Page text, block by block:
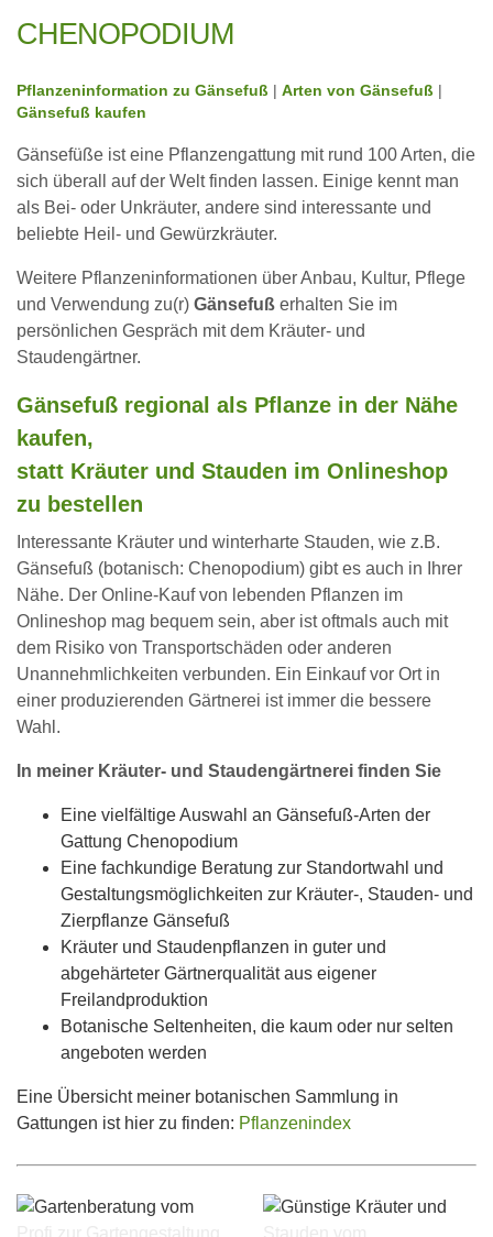
CHENOPODIUM
Pflanzeninformation zu Gänsefuß Arten von Gänsefuß
Gänsefuß kaufen
Gänsefüße ist eine Pflanzengattung mit rund 100 Arten, die
sich überall auf der Welt finden lassen. Einige kennt man
als Bei- oder Unkräuter, andere sind interessante und
beliebte Heil- und Gewürzkräuter.
Weitere Pflanzeninformationen über Anbau, Kultur, Pflege
und Verwendung zu(r) Gänsefuß erhalten Sie im
persönlichen Gespräch mit dem Kräuter- und
Staudengärtner.
Gänsefuß regional als Pflanze in der Nähe
kaufen,
statt Kräuter und Stauden im Onlineshop
zu bestellen
Interessante Kräuter und winterharte Stauden, wie z.B.
Gänsefuß (botanisch: Chenopodium) gibt es auch in Ihrer
Nähe. Der Online-Kauf von lebenden Pflanzen im
Onlineshop mag bequem sein, aber ist oftmals auch mit
dem Risiko von Transportschäden oder anderen
Unannehmlichkeiten verbunden. Ein Einkauf vor Ort in
einer produzierenden Gärtnerei ist immer die bessere
Wahl.
In meiner Kräuter- und Staudengärtnerei finden Sie
Eine vielfältige Auswahl an Gänsefuß-Arten der
Gattung Chenopodium
Eine fachkundige Beratung zur Standortwahl und
Gestaltungsmöglichkeiten zur Kräuter-, Stauden- und
Zierpflanze Gänsefuß
Kräuter und Staudenpflanzen in guter und
abgehärteter Gärtnerqualität aus eigener
Freilandproduktion
Botanische Seltenheiten, die kaum oder nur selten
angeboten werden
Eine Übersicht meiner botanischen Sammlung in
Gattungen ist hier zu finden: Pflanzenindex